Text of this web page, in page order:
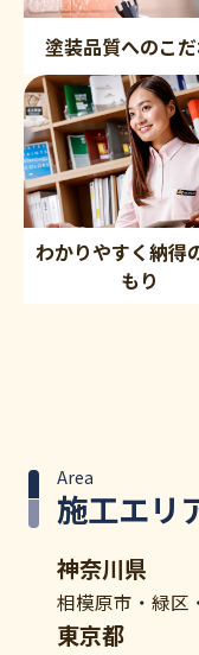
塗装品質へのこ
わかりやすく納得
もり
施工エリ
Area
神奈川県
相模原市・緑区
東京都